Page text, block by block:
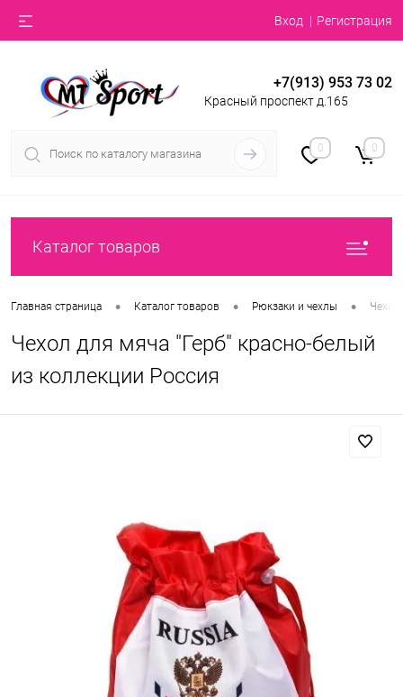
Вход Регистрация
+7(913) 953 73 02
Красный проспект д.165
0 0
Каталог товаров
Главная страница • Каталог товаров • Рюкзаки и чехлы •
Чехол для мяча "Герб" красно-белый
из коллекции Россия